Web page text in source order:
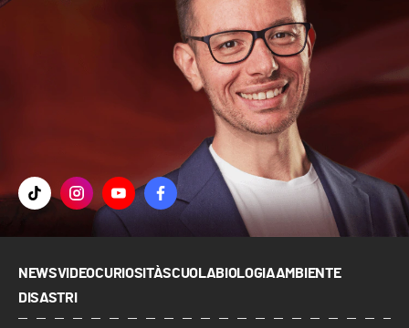
NEWSVIDEOCURIOSITÀSCUOLABIOLOGIAAMBIENTE
DISASTRI